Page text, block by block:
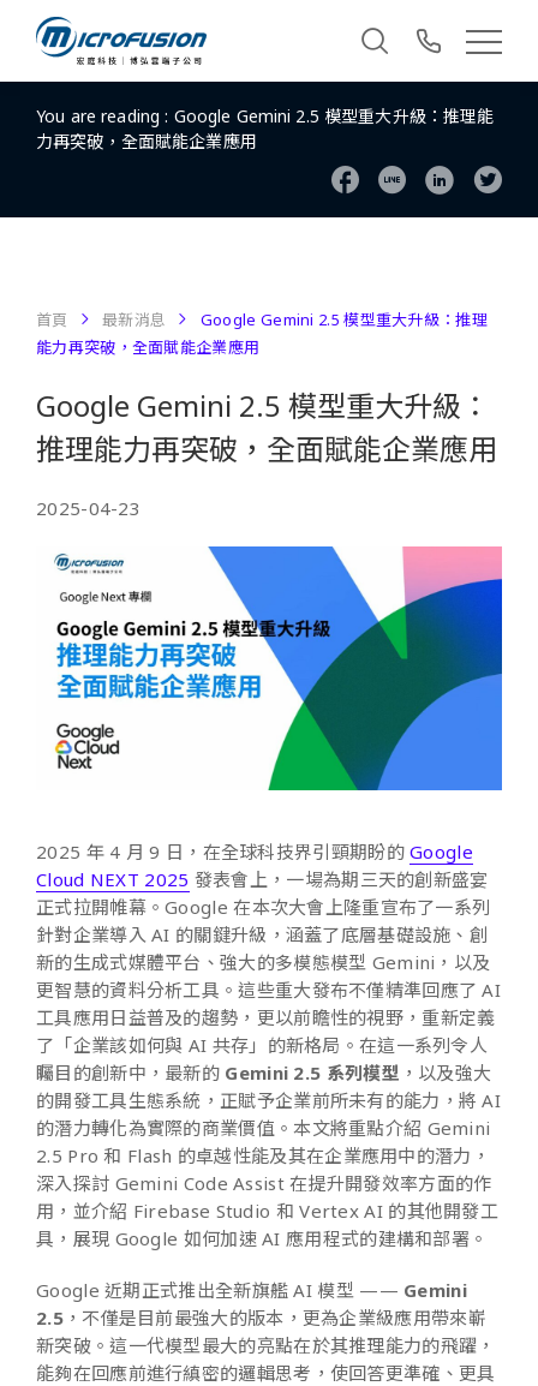
You are reading : Google Gemini 2.5 模型重大升級：推理能
力再突破，全面賦能企業應用
首頁 最新消息
Google Gemini 2.5 模型重大升級：推理
能力再突破，全面賦能企業應用
Google Gemini 2.5 模型重大升級：
推理能力再突破，全面賦能企業應用
2025-04-23
2025 年 4 月 9 日，在全球科技界引頸期盼的Google
Cloud NEXT 2025 發表會上，一場為期三天的創新盛宴
正式拉開帷幕。Google 在本次大會上隆重宣布了一系列
針對企業導入 AI 的關鍵升級，涵蓋了底層基礎設施、創
新的生成式媒體平台、強大的多模態模型 Gemini，以及
更智慧的資料分析工具。這些重大發布不僅精準回應了 AI
工具應用日益普及的趨勢，更以前瞻性的視野，重新定義
了「企業該如何與 AI 共存」的新格局。在這一系列令人
矚目的創新中，最新的 Gemini 2.5 系列模型 ，以及強大
的開發工具生態系統，正賦予企業前所未有的能力，將 AI
的潛力轉化為實際的商業價值。本文將重點介紹 Gemini
2.5 Pro 和 Flash 的卓越性能及其在企業應用中的潛力，
深入探討 Gemini Code Assist 在提升開發效率方面的作
用，並介紹 Firebase Studio 和 Vertex AI 的其他開發工
具，展現 Google 如何加速 AI 應用程式的建構和部署。
Google 近期正式推出全新旗艦 AI 模型 —— Gemini
2.5，不僅是目前最強大的版本，更為企業級應用帶來嶄
新突破。這一代模型最大的亮點在於其推理能力的飛躍，
能夠在回應前進行縝密的邏輯思考，使回答更準確、更具